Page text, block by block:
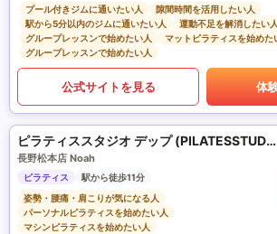
プール付きジムに通いたい人
隙間時間を活用したい人
駅から5分以内のジムに通いたい人
運動不足を解消したい人
グループレッスンで始めたい人
マットピラティスを始めた
グループレッスンで始めたい人
公式サイトを見る 体
ピラティススタジオ デップ (PILATESSTUDIO DEP)
長野松本店 Noah
ピラティス
駅から徒歩11分
姿勢・腰痛・肩こりが気になる人
パーソナルピラティスを始めたい人
マシンピラティスを始めたい人